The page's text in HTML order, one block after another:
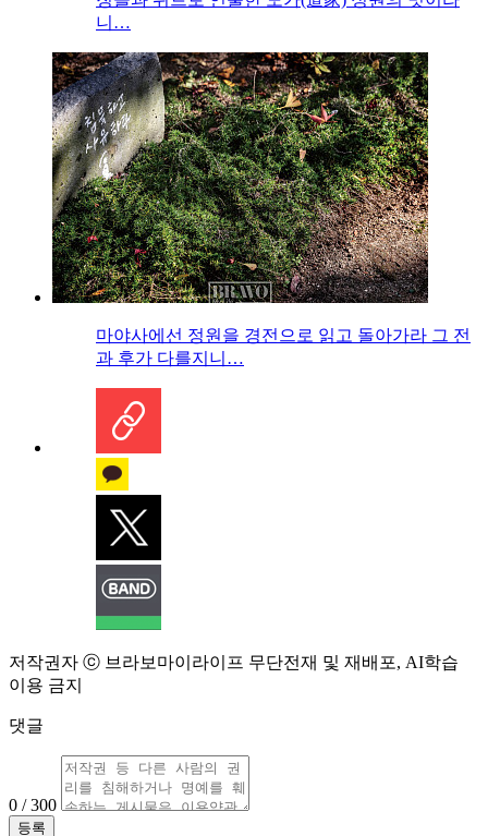
니…
마야사에선 정원을 경전으로 읽고 돌아가라 그 전
과 후가 다를지니…
저작권자 ⓒ 브라보마이라이프 무단전재 및 재배포, AI학습
이용 금지
댓글
0 / 300